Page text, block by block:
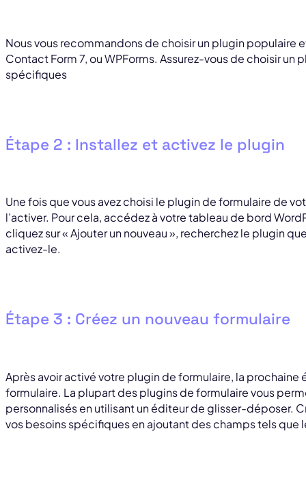
Nous vous recommandons de choisir un plugin populaire
Contact Form 7, ou WPForms. Assurez-vous de choisir un
spécifiques
Étape 2 : Installez et activez le plugin
Une fois que vous avez choisi le plugin de formulaire de
l’activer. Pour cela, accédez à votre tableau de bord
cliquez sur « Ajouter un nouveau », recherchez le plugin
activez-le.
Étape 3 : Créez un nouveau formulaire
Après avoir activé votre plugin de formulaire, la prochaine
formulaire. La plupart des plugins de formulaire vous
personnalisés en utilisant un éditeur de glisser-déposer.
vos besoins spécifiques en ajoutant des champs tels que